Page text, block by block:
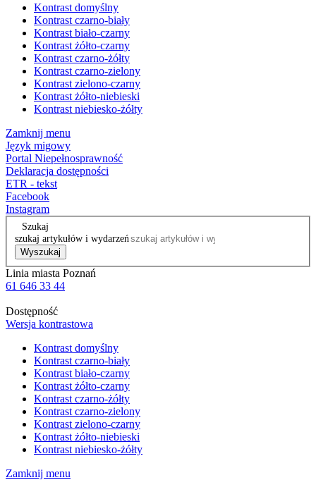
Kontrast domyślny
Kontrast czarno-biały
Kontrast biało-czarny
Kontrast żółto-czarny
Kontrast czarno-żółty
Kontrast czarno-zielony
Kontrast zielono-czarny
Kontrast żółto-niebieski
Kontrast niebiesko-żółty
Zamknij menu
Język migowy
Portal Niepełnosprawność
Deklaracja dostępności
ETR - tekst
Facebook
Instagram
Szukaj
szukaj artykułów i wydarzeń
Wyszukaj
Linia miasta Poznań
61 646 33 44
Dostępność
Wersja kontrastowa
Kontrast domyślny
Kontrast czarno-biały
Kontrast biało-czarny
Kontrast żółto-czarny
Kontrast czarno-żółty
Kontrast czarno-zielony
Kontrast zielono-czarny
Kontrast żółto-niebieski
Kontrast niebiesko-żółty
Zamknij menu